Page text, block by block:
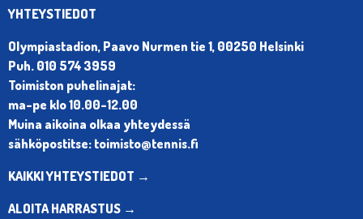
YHTEYSTIEDOT
Olympiastadion, Paavo Nurmen tie 1, 00250 Helsinki
Puh. 010 574 3959
Toimiston puhelinajat:
ma-pe klo 10.00-12.00
Muina aikoina olkaa yhteydessä
sähköpostitse: toimisto@tennis.fi
KAIKKI YHTEYSTIEDOT →
ALOITA HARRASTUS →